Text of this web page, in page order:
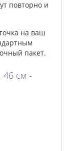
повторно и
на ваш
пакет.
46 см -